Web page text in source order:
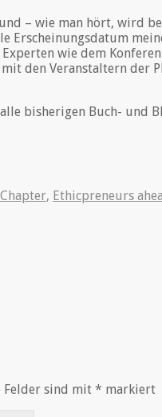
– wie man hört, wird
wie dem
den Veranstaltern der
bisherigen Buch- und
, Ethicpreneurs
Felder sind mit * markiert